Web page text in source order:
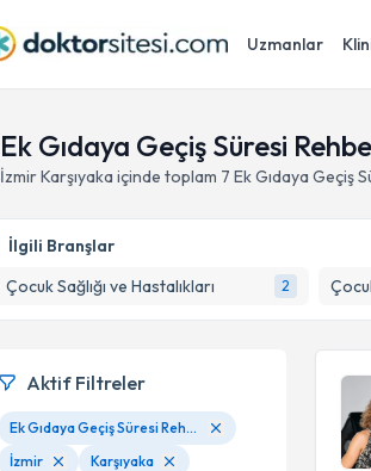
Uzmanlar
Ek Gıdaya Geçiş Süresi
İzmirKarşıyaka içinde toplam 7 Ek Gıdaya Geçiş
İlgili Branşlar
Çocuk Sağlığı ve Hastalıkları
2
Aktif Filtreler
Ek Gıdaya Geçiş Süresi Rehberliği
İzmir
Karşıyaka